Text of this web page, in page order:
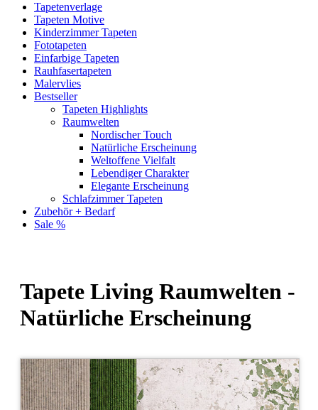
Tapetenverlage
Tapeten Motive
Kinderzimmer Tapeten
Fototapeten
Einfarbige Tapeten
Rauhfasertapeten
Malervlies
Bestseller
Tapeten Highlights
Raumwelten
Nordischer Touch
Natürliche Erscheinung
Weltoffene Vielfalt
Lebendiger Charakter
Elegante Erscheinung
Schlafzimmer Tapeten
Zubehör + Bedarf
Sale %
Tapete Living Raumwelten -
Natürliche Erscheinung